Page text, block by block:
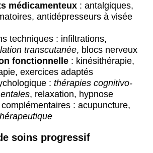
médicamenteux : antalgiques,
antidépresseurs à visée
techniques : infiltrations,
transcutanée, blocs nerveux
fonctionnelle : kinésithérapie,
exercices adaptés
: thérapies cognitivo-
, relaxation, hypnose
: acupuncture,
soins progressif